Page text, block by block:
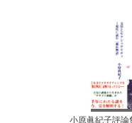
小原眞紀子評論